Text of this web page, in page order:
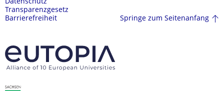
Datenschutz
Transparenzgesetz
Barrierefreiheit
Springe zum Seitenanfang